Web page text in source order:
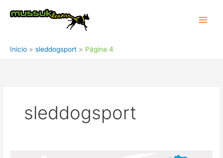
Inicio sleddogsport Página 4
sleddogsport